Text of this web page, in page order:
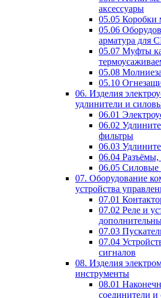
аксессуары
05.05 Коробки
05.06
арматура для
05.07 Муфты
05.08
05.10
06. Изделия
удлинители и
06.01
06.02
фильтры
06.03
06.04
06.05 Силовые
07. Оборудование
устройства
07.01
07.02 Реле и
07.03
07.04
сигналов
08. Изделия
инструменты
08.01
соединители и